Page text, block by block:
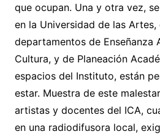
que ocupan. Una y otra vez,
en la Universidad de las Artes,
departamentos de Enseñanza
Cultura, y de Planeación
espacios del Instituto, están
estar. Muestra de este
artistas y docentes del ICA,
en una radiodifusora local,